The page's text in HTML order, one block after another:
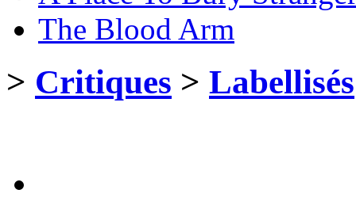
The Blood Arm
> Critiques > Labellisés